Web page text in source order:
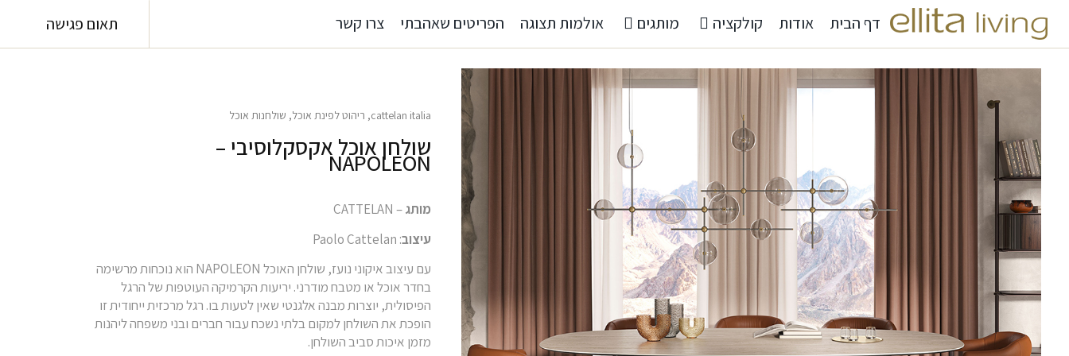
דף הבית אודות קולקציה מותגים אולמות תצוגה הפריטים שאהבתי צרו קשר תאום פגישה
cattelan italia
, ריהוט לפינת אוכל, שולחנות אוכל
שולחן אוכל אקסקלוסיבי –
NAPOLEON
מותג– CATTELAN
עיצוב: Paolo Cattelan
עם עיצוב איקוני נועז, שולחן האוכל NAPOLEON הוא נוכחות מרשימה
בחדר אוכל או מטבח מודרני. יריעות הקרמיקה העוטפות של הרגל
הפיסולית, יוצרות מבנה אלגנטי שאין לטעות בו. רגל מרכזית ייחודית זו
הופכת את השולחן למקום בלתי נשכח עבור חברים ובני משפחה ליהנות
מזמן איכות סביב השולחן.